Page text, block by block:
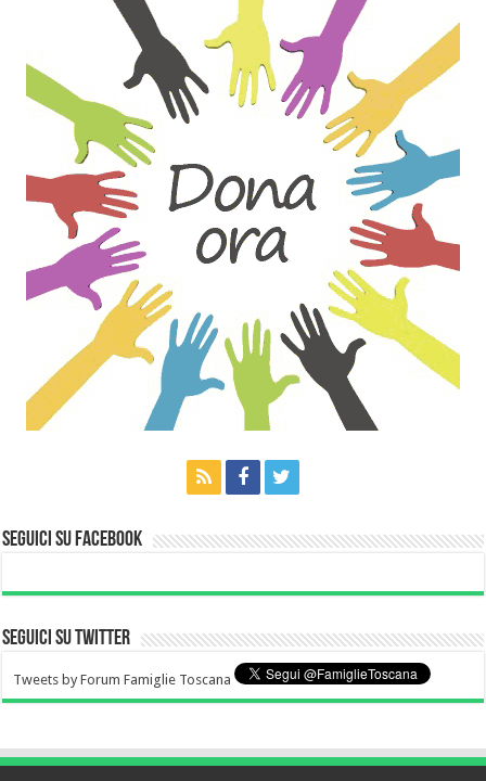
Seguici su Facebook
Seguici su Twitter
Tweets by Forum Famiglie Toscana